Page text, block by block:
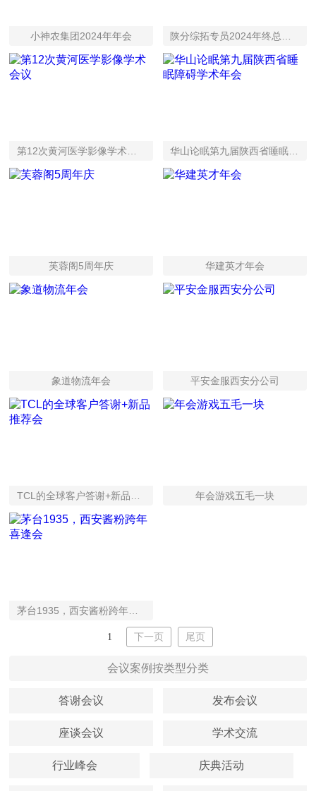
小神农集团2024年年会
第12次黄河医学影像学术会议 华山论眠第九届陕西省睡眠障碍学术年会
芙蓉阁5周年庆 华建英才年会
象道物流年会 平安金服西安分公司
年会游戏五毛一块
茅台1935，西安酱粉跨年喜逢会
1 下一页 尾页
会议案例按类型分类
答谢会议 发布会议
座谈会议 学术交流
行业峰会 庆典活动